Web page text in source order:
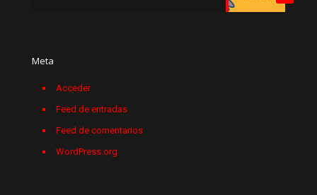
Meta
Acceder
Feed de entradas
Feed de comentarios
WordPress.org